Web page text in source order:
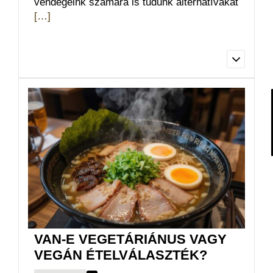
vendégeink számára is tudunk alternatívákat
[…]
Igen, az ételallergiával rendelkező
vendégeink számára is tudunk
alternatívákat kínálni. Kérjük, foglaláskor
vagy a rendelés leadásakor tájékoztassa
személyzetünket az allergiájáról, hogy
megfelelő ételeket tudjunk ajánlani vagy
elkészíteni.
Tovább olvasom
VAN-E VEGETÁRIÁNUS VAGY
VEGÁN ÉTELVÁLASZTÉK?